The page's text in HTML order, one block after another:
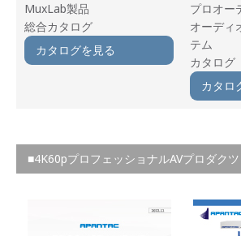
MuxLab製品
総合カタログ
カタログを見る
プロオー
オーディ
テム
カタログ
カタロ
■4K60pプロフェッショナルAVプロダクツ